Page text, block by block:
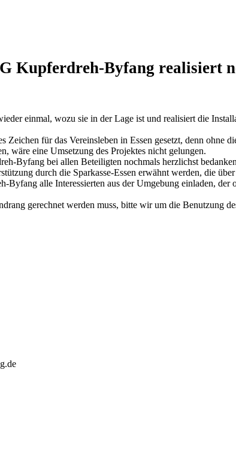
Kupferdreh-Byfang realisiert
einmal, wozu sie in der Lage ist und realisiert die
Zeichen für das Vereinsleben in Essen gesetzt, denn
wäre eine Umsetzung des Projektes nicht gelungen.
Byfang bei allen Beteiligten nochmals herzlichst
durch die Sparkasse-Essen erwähnt werden, die
Byfang alle Interessierten aus der Umgebung einladen,
gerechnet werden muss, bitte wir um die Benutzung